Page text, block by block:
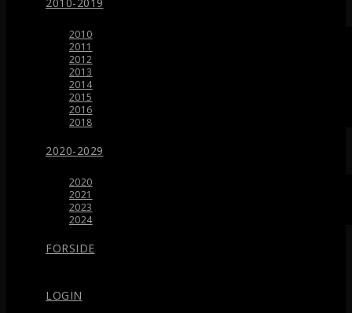
2010
2011
2012
2013
2014
2015
2016
2018
2020-2029
2020
2021
2023
2024
FORSIDE
LOGIN